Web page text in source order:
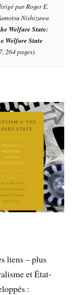
par Roger E.
Nishizawa
Welfare State:
Welfare State
264 pages).
liens – plus
et État-
: